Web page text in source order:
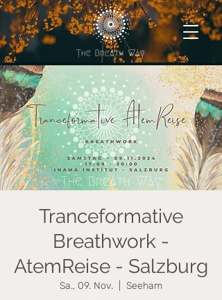
Tranceformative
Breathwork -
AtemReise - Salzburg
Sa., 09. Nov. Seeham